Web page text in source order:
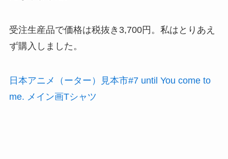
受注生産品で価格は税抜き3,700円。私はとりあえ
ず購入しました。
日本アニメ（ーター）見本市#7 until You come to
me. メイン画Tシャツ